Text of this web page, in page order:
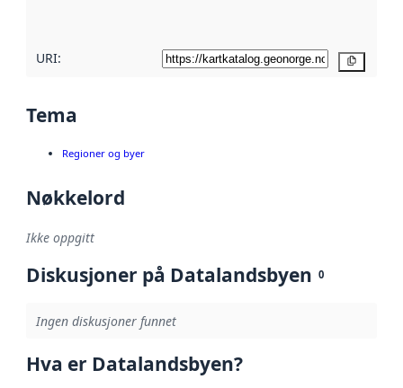
URI:
Tema
Regioner og byer
Nøkkelord
Ikke oppgitt
Diskusjoner på Datalandsbyen 0
Ingen diskusjoner funnet
Hva er Datalandsbyen?